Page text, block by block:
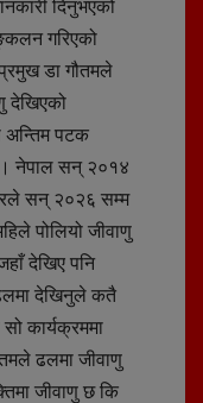
दिनुभएको
गरिएको
डा गौतमले
देखिएको
अन्तिम पटक
। नेपाल सन् २०१४
सन् २०२६ सम्म
पोलियो जीवाणु
देखिए पनि
देखिनुले कतै
कार्यक्रममा
ढलमा जीवाणु
जीवाणु छ कि